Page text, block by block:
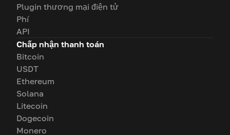
Plugin thương mại điện tử
Phí
API
Chấp nhận thanh toán
Bitcoin
USDT
Ethereum
Solana
Litecoin
Dogecoin
Monero